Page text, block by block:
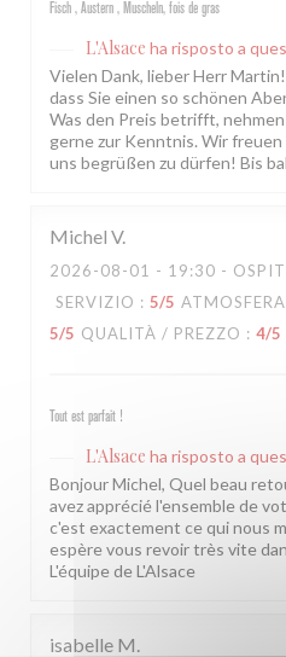
Fisch , Austern , Muscheln, fois de gras
L'Alsace ha risposto a
Vielen Dank, lieber Herr
dass Sie einen so schönen
Was den Preis betrifft,
gerne zur Kenntnis. Wir freuen
uns begrüßen zu dürfen! Bis
Michel V
2026-08-01 - 19:30 -
SERVIZIO : 5/5 ATMOSFERA
5/5 QUALITÀ / PREZZO : 4/5
Tout est parfait !
L'Alsace ha risposto a
Bonjour Michel, Quel beau
avez apprécié l'ensemble de
c'est exactement ce qui nous
espère vous revoir très vite
L'équipe de L'Alsace
isabelle M